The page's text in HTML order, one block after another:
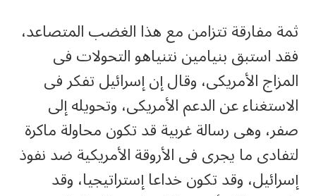
ثمة مفارقة تتزامن مع هذا الغضب المتصاعد،
فقد استبق بنيامين نتنياهو التحولات فى
المزاج الأمريكى، وقال إن إسرائيل تفكر فى
الاستغناء عن الدعم الأمريكى، وتحويله إلى
صفر، وهى رسالة غربية قد تكون محاولة ماكرة
لتفادى ما يجرى فى الأروقة الأمريكية ضد نفوذ
إسرائيل، وقد تكون خداعا إستراتيجيا، وقد